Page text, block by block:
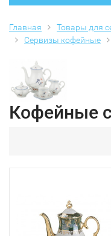
Главная Товары для
Сервизы кофейные
Кофейные